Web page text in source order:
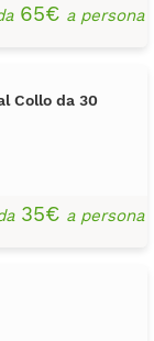
65€ a persona
Collo da 30
35€ a persona